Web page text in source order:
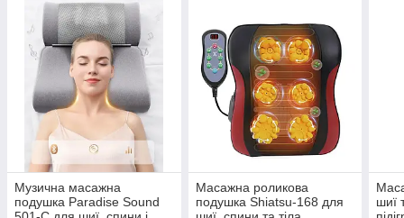
Музична масажна
подушка Paradise Sound
Масажна роликова
подушка Shiatsu-168 для
шиї